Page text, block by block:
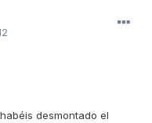
desmontado el